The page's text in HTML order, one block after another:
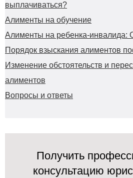
выплачиваться?
Алименты на обучение
Алименты на ребенка-инвалида:
Порядок взыскания алиментов
Изменение обстоятельств и
алиментов
Вопросы и ответы
Получить
консультацию